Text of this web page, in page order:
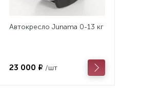
Автокресло Junama 0-13 кг
23 000 ₽ /шт